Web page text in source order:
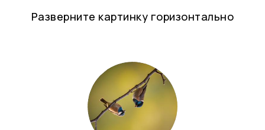
Разверните картинку горизонтально